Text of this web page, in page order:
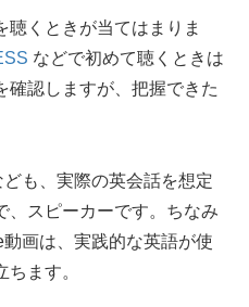
聴くときが当てはまりま
などで初めて聴くときは
確認しますが、把握できた
も、実際の英会話を想定
、スピーカーです。ちなみ
画は、実践的な英語が使
ます。